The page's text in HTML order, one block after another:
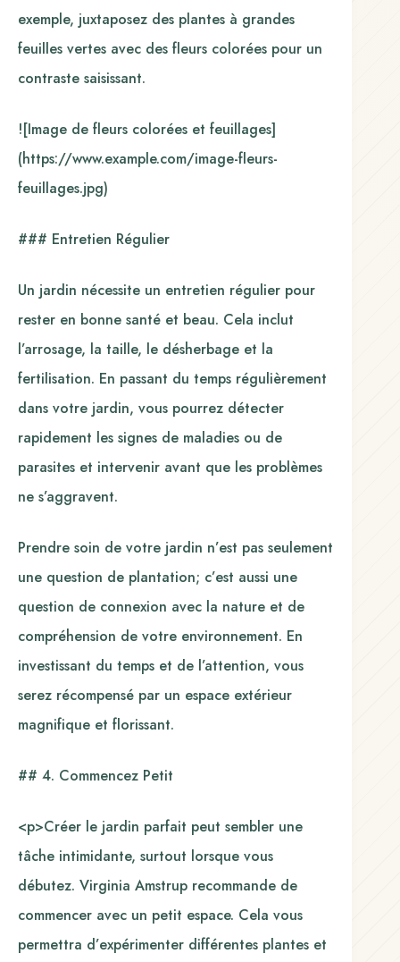
exemple, juxtaposez des plantes à grandes
feuilles vertes avec des fleurs colorées pour un
contraste saisissant.
![Image de fleurs colorées et feuillages]
(https://www.example.com/image-fleurs-
feuillages.jpg)
### Entretien Régulier
Un jardin nécessite un entretien régulier pour
rester en bonne santé et beau. Cela inclut
l’arrosage, la taille, le désherbage et la
fertilisation. En passant du temps régulièrement
dans votre jardin, vous pourrez détecter
rapidement les signes de maladies ou de
parasites et intervenir avant que les problèmes
ne s’aggravent.
Prendre soin de votre jardin n’est pas seulement
une question de plantation; c’est aussi une
question de connexion avec la nature et de
compréhension de votre environnement. En
investissant du temps et de l’attention, vous
serez récompensé par un espace extérieur
magnifique et florissant.
## 4. Commencez Petit
<p>Créer le jardin parfait peut sembler une
tâche intimidante, surtout lorsque vous
débutez. Virginia Amstrup recommande de
commencer avec un petit espace. Cela vous
permettra d’expérimenter différentes plantes et